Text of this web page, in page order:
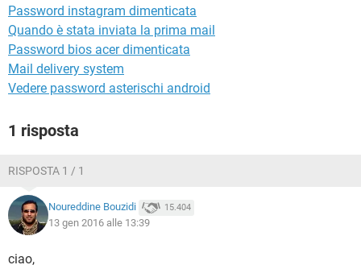
Password instagram dimenticata
Quando è stata inviata la prima mail
Password bios acer dimenticata
Mail delivery system
Vedere password asterischi android
1 risposta
RISPOSTA 1 / 1
Noureddine Bouzidi 15.404
13 gen 2016 alle 13:39
ciao,